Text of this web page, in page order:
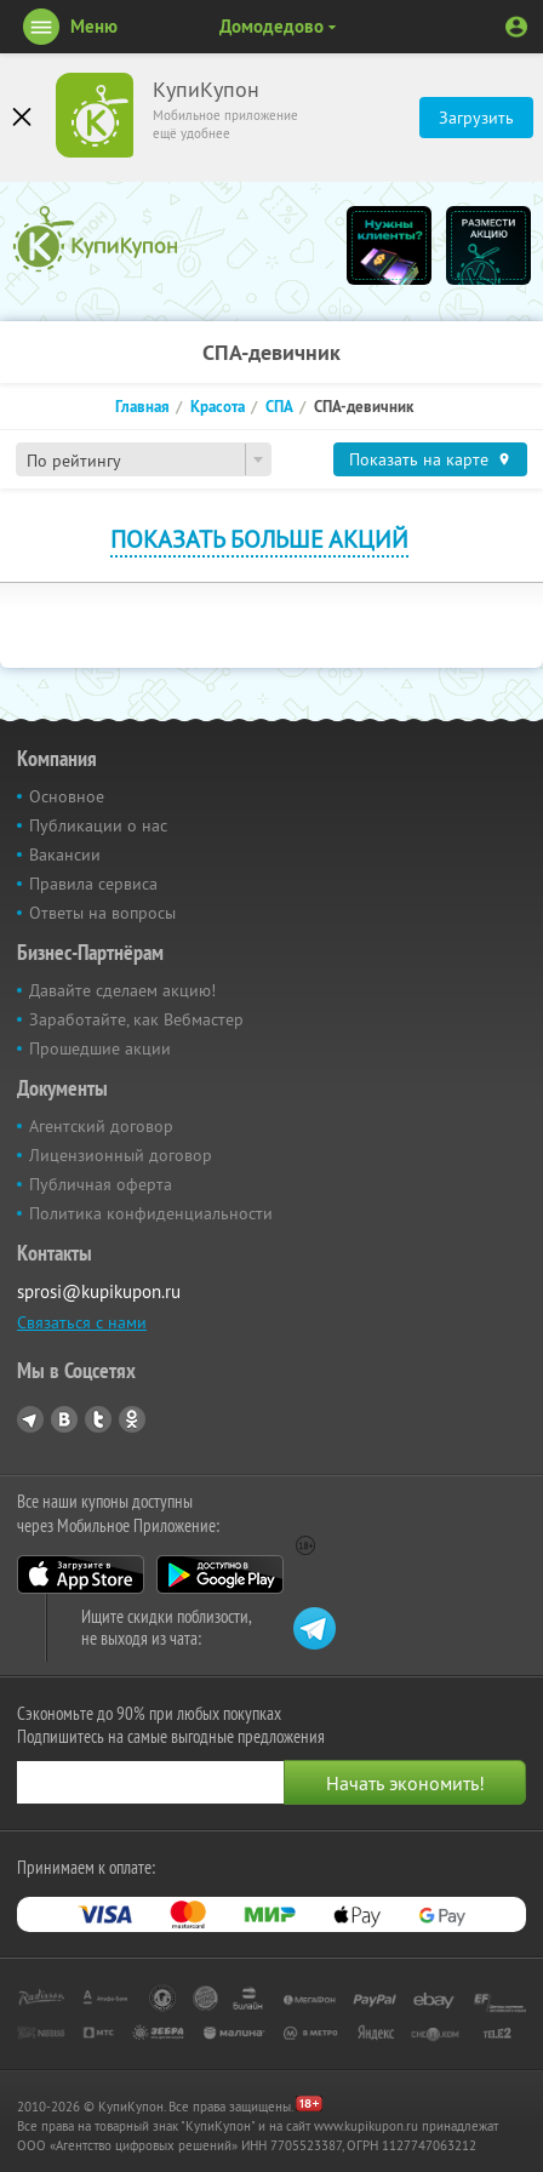
КупиКупон
Мобильное приложение
ещё удобнее
Загрузить
Меню Домодедово
СПА-девичник
По рейтингу
Главная Красота СПА СПА-девичник
Показать на карте
ПОКАЗАТЬ БОЛЬШЕ АКЦИЙ
Компания
Основное
Публикации о нас
Вакансии
Правила сервиса
Ответы на вопросы
Бизнес-Партнёрам
Давайте сделаем акцию!
Заработайте, как Вебмастер
Прошедшие акции
Документы
Агентский договор
Лицензионный договор
Публичная оферта
Политика конфиденциальности
Контакты
sprosi@kupikupon.ru
Связаться с нами
Мы в Соцсетях
Все наши купоны доступны
через Мобильное Приложение:
Ищите скидки поблизости,
не выходя из чата:
Сэкономьте до 90% при любых покупках
Подпишитесь на самые выгодные предложения
Принимаем к оплате:
2010-2026 © КупиКупон. Все права защищены.
Все права на товарный знак "КупиКупон" и на сайт www.kupikupon.ru принадлежат
OOO «Агентство цифровых решений» ИНН 7705523387, ОГРН 1127747063212